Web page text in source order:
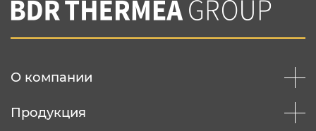
Вы соглашаетесь с нашей политикой
конфеденциальности
О компании
Продукция